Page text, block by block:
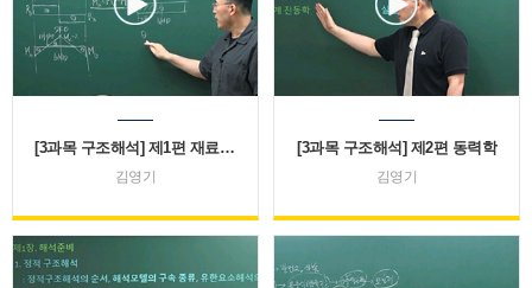
[3과목 구조해석] 제1편 재료역학
김영기
[3과목 구조해석] 제2편 동력학
김영기